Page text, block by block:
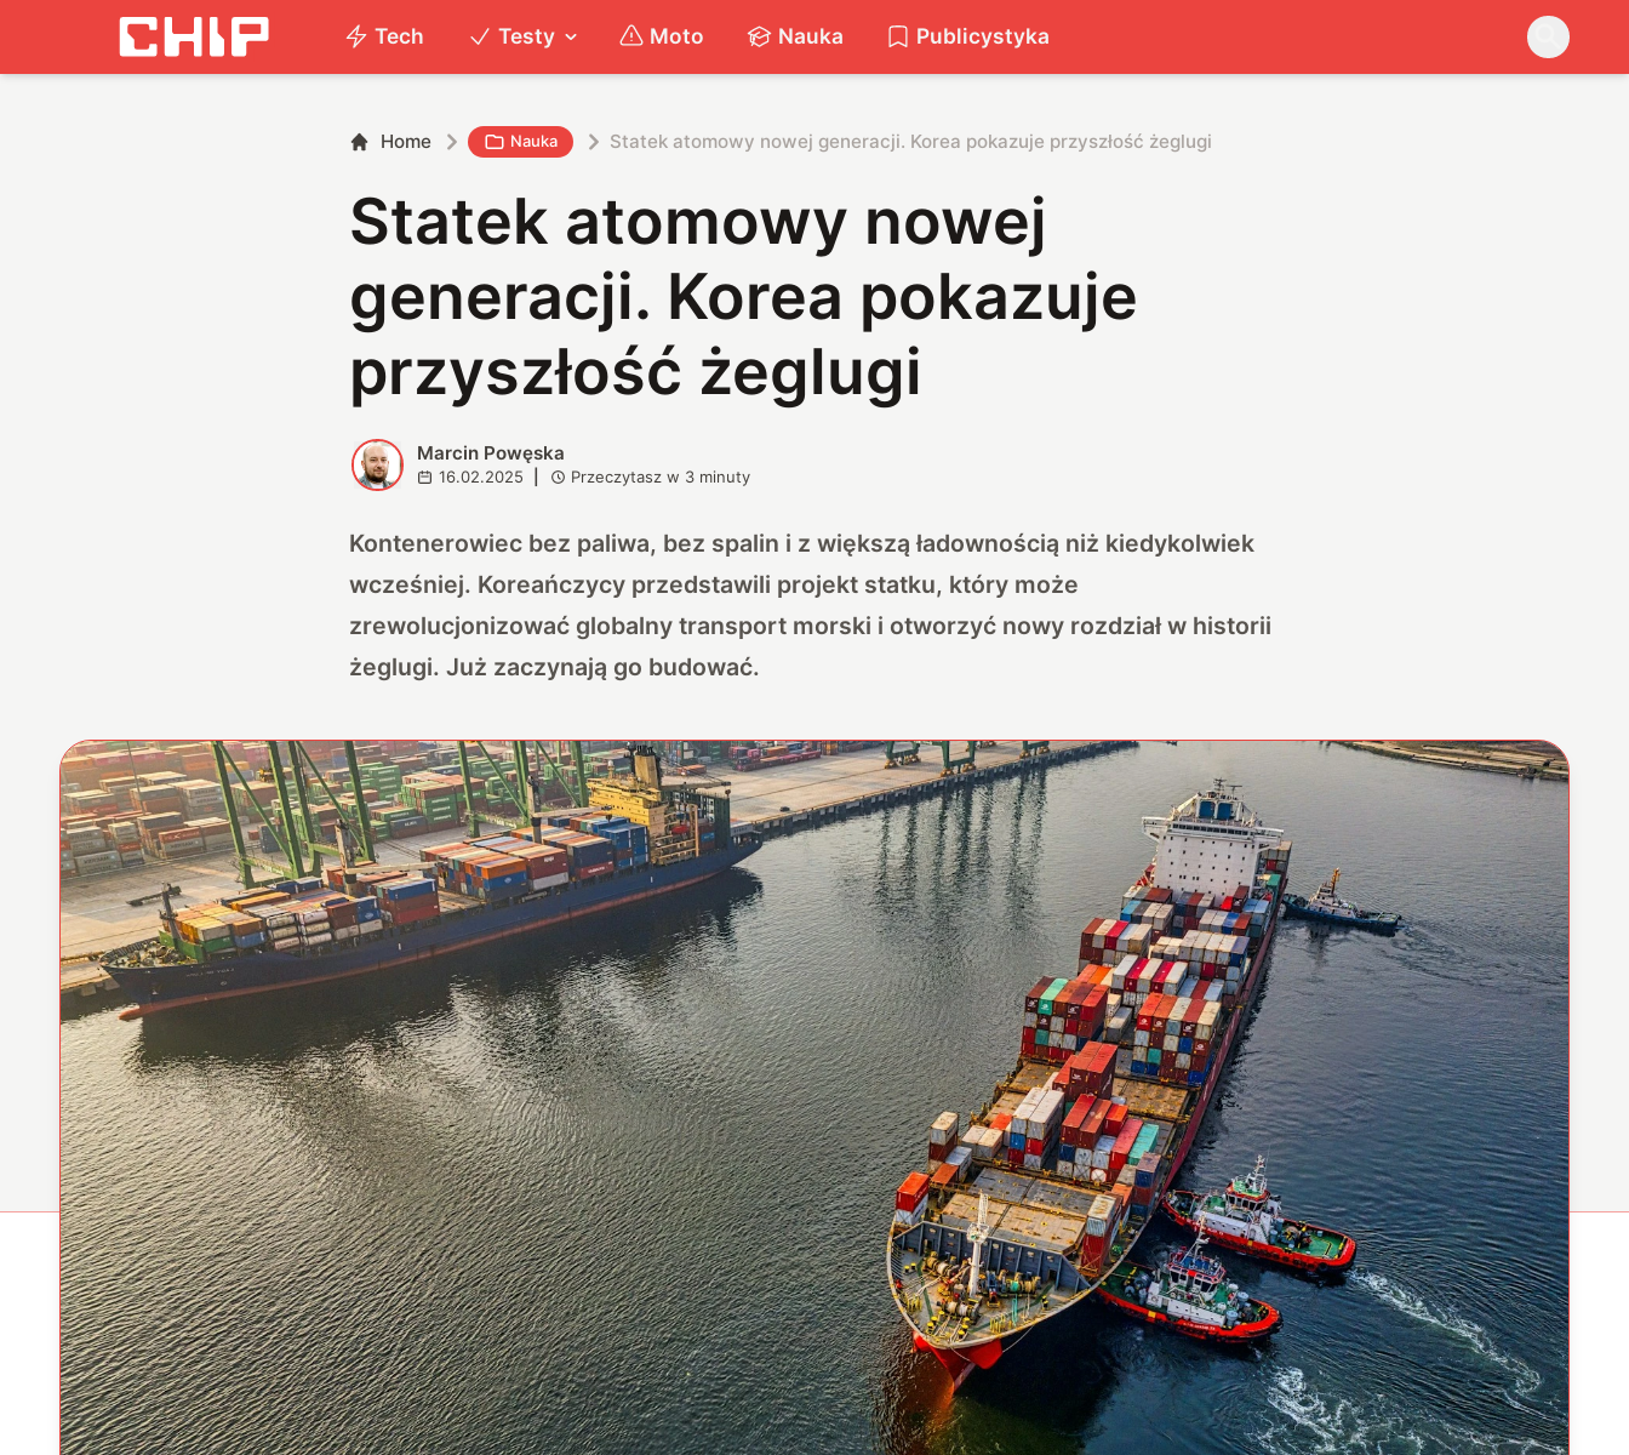
Tech Testy Moto Nauka Publicystyka
Home Nauka Statek atomowy nowej generacji. Korea pokazuje przyszłość żeglugi
Statek atomowy nowej
generacji. Korea pokazuje
przyszłość żeglugi
M Marcin Powęska
16.02.2025 Przeczytasz w 3 minuty
Kontenerowiec bez paliwa, bez spalin i z większą ładownością niż kiedykolwiek
wcześniej. Koreańczycy przedstawili projekt statku, który może
zrewolucjonizować globalny transport morski i otworzyć nowy rozdział w historii
żeglugi. Już zaczynają go budować.